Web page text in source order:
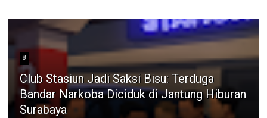
8
Club Stasiun Jadi Saksi Bisu: Terduga
Bandar Narkoba Diciduk di Jantung Hiburan
Surabaya